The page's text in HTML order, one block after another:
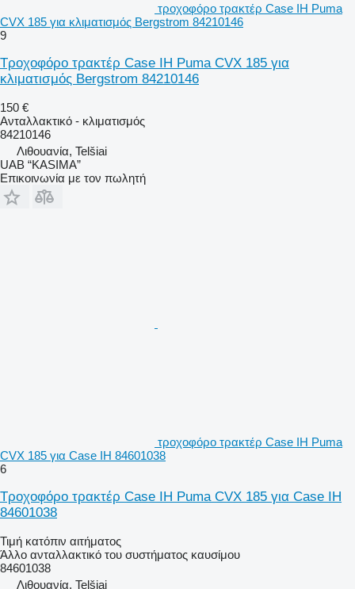
τροχοφόρο τρακτέρ Case IH Puma
CVX 185 για κλιματισμός Bergstrom 84210146
9
Τροχοφόρο τρακτέρ Case IH Puma CVX 185 για
κλιματισμός Bergstrom 84210146
150 €
Ανταλλακτικό - κλιματισμός
84210146
Λιθουανία, Telšiai
UAB “KASIMA”
Επικοινωνία με τον πωλητή
τροχοφόρο τρακτέρ Case IH Puma
CVX 185 για Case IH 84601038
6
Τροχοφόρο τρακτέρ Case IH Puma CVX 185 για Case IH
84601038
Τιμή κατόπιν αιτήματος
Άλλο ανταλλακτικό του συστήματος καυσίμου
84601038
Λιθουανία, Telšiai